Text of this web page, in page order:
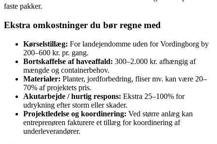
faste pakker.
Ekstra omkostninger du bør regne med
Kørselstillæg: For landejendomme uden for Vordingborg by
200–600 kr. pr. gang.
Bortskaffelse af haveaffald: 300–2.000 kr. afhængig af
mængde og containerbehov.
Materialer: Planter, jordforbedring, fliser mv. kan være 20–
70% af projektets pris.
Akutarbejde / hurtig respons: Ekstra 25–100% for
udrykning efter storm eller skader.
Projektledelse og koordinering: Ved større anlæg kan
entreprenøren fakturere et tillæg for koordinering af
underleverandører.